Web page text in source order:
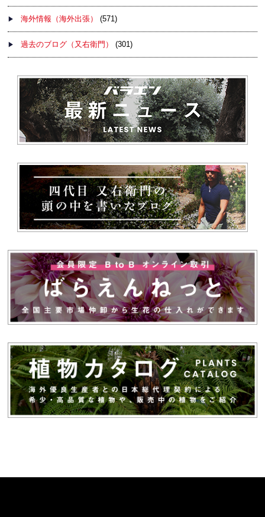
海外情報（海外出張） (571)
過去のブログ（又右衛門） (301)